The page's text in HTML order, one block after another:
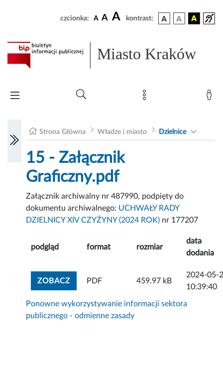
czcionka: A A A kontrast:
Miasto Kraków
Strona Główna Władze i miasto Dzielnice
15 - Załącznik
Graficzny.pdf
Załącznik archiwalny nr 487990, podpięty do
dokumentu archiwalnego: UCHWAŁY RADY
DZIELNICY XIV CZYŻYNY (2024 ROK) nr 177207
podgląd format rozmiar
data
dodania
ZOBACZZOBACZ ZAŁĄCZNIK
PDF 459.97 kB
2024-05-
10:39:40
Ponowne wykorzystywanie informacji sektora
publicznego - odmienne zasady